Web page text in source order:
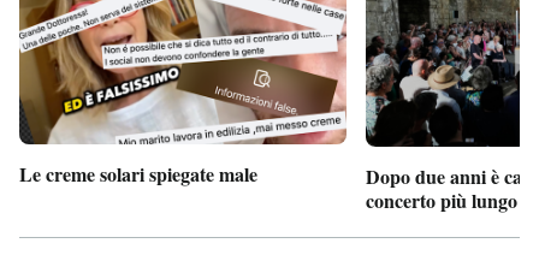
Le creme solari spiegate male
Dopo due anni è
concerto più lungo